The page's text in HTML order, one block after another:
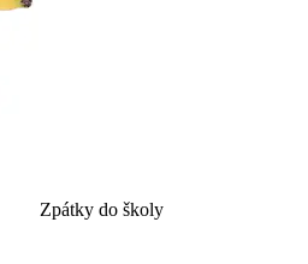
Zpátky do školy